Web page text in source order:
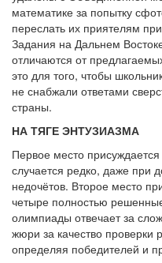
математике за попытку
переслать их приятелям
Задания на Дальнем
отличаются от
это для того, чтобы
не снабжали ответами
страны.
НА ТЯГЕ ЭНТУЗИАЗМА
Первое место
случается редко, даже при
недочётов. Второе место
четыре полностью
олимпиады отвечает за
жюри за качество
определяя победителей и